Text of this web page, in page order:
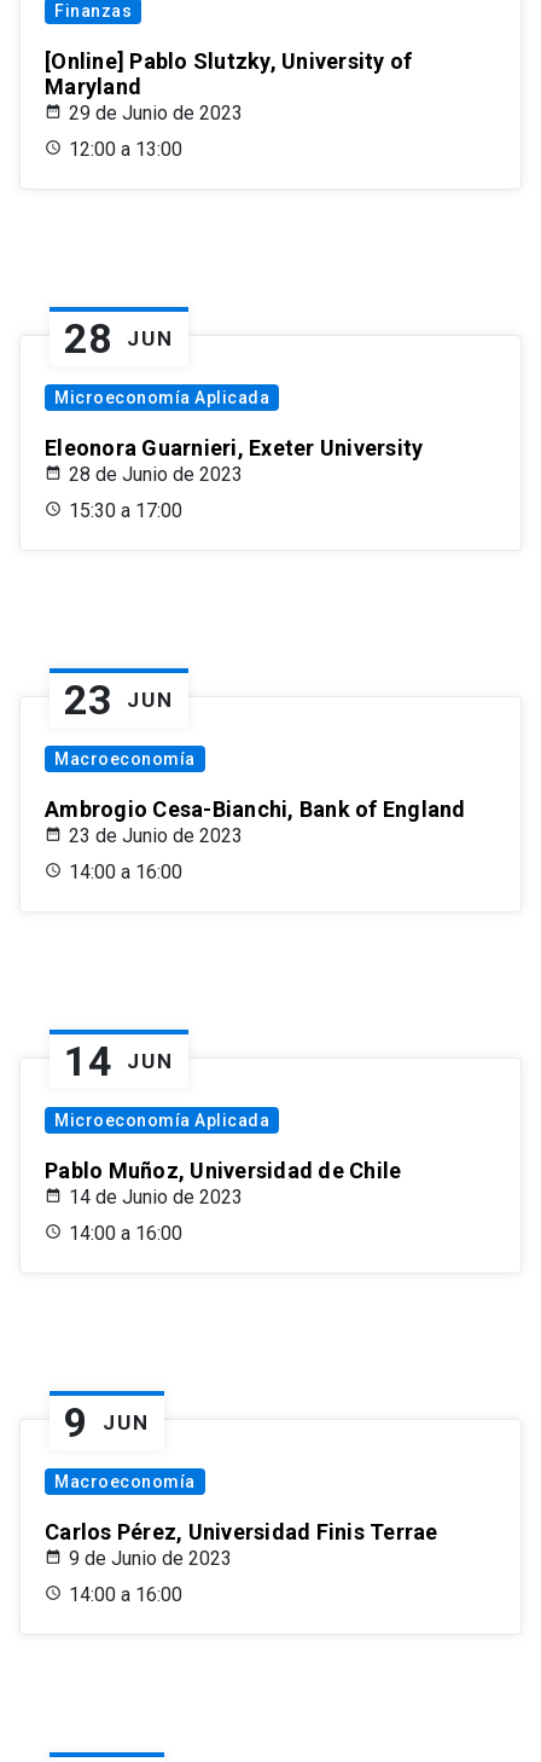
Finanzas
[Online] Pablo Slutzky, University of
Maryland
29 de Junio de 2023
12:00 a 13:00
28 JUN
Microeconomía Aplicada
Eleonora Guarnieri, Exeter University
28 de Junio de 2023
15:30 a 17:00
23 JUN
Macroeconomía
Ambrogio Cesa-Bianchi, Bank of England
23 de Junio de 2023
14:00 a 16:00
14 JUN
Microeconomía Aplicada
Pablo Muñoz, Universidad de Chile
14 de Junio de 2023
14:00 a 16:00
9 JUN
Macroeconomía
Carlos Pérez, Universidad Finis Terrae
9 de Junio de 2023
14:00 a 16:00